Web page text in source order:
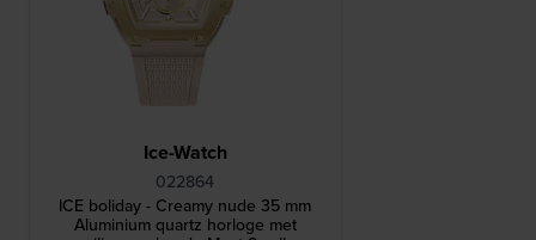
Ice-Watch
022864
ICE boliday - Creamy nude 35 mm
Aluminium quartz horloge met